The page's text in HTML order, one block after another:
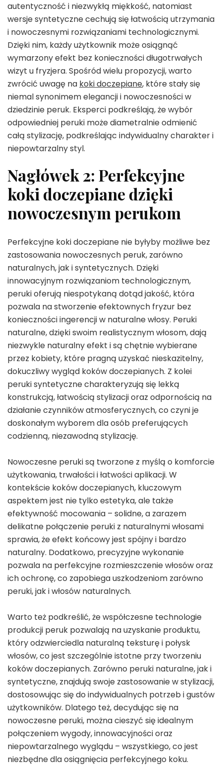
autentyczność i niezwykłą miękkość, natomiast
wersje syntetyczne cechują się łatwością utrzymania
i nowoczesnymi rozwiązaniami technologicznymi.
Dzięki nim, każdy użytkownik może osiągnąć
wymarzony efekt bez konieczności długotrwałych
wizyt u fryzjera. Spośród wielu propozycji, warto
zwrócić uwagę na koki doczepiane, które stały się
niemal synonimem elegancji i nowoczesności w
dziedzinie peruk. Eksperci podkreślają, że wybór
odpowiedniej peruki może diametralnie odmienić
całą stylizację, podkreślając indywidualny charakter i
niepowtarzalny styl.
Nagłówek 2: Perfekcyjne
koki doczepiane dzięki
nowoczesnym perukom
Perfekcyjne koki doczepiane nie byłyby możliwe bez
zastosowania nowoczesnych peruk, zarówno
naturalnych, jak i syntetycznych. Dzięki
innowacyjnym rozwiązaniom technologicznym,
peruki oferują niespotykaną dotąd jakość, która
pozwala na stworzenie efektownych fryzur bez
konieczności ingerencji w naturalne włosy. Peruki
naturalne, dzięki swoim realistycznym włosom, dają
niezwykle naturalny efekt i są chętnie wybierane
przez kobiety, które pragną uzyskać nieskazitelny,
dokuczliwy wygląd koków doczepianych. Z kolei
peruki syntetyczne charakteryzują się lekką
konstrukcją, łatwością stylizacji oraz odpornością na
działanie czynników atmosferycznych, co czyni je
doskonałym wyborem dla osób preferujących
codzienną, niezawodną stylizację.
Nowoczesne peruki są tworzone z myślą o komforcie
użytkowania, trwałości i łatwości aplikacji. W
kontekście koków doczepianych, kluczowym
aspektem jest nie tylko estetyka, ale także
efektywność mocowania – solidne, a zarazem
delikatne połączenie peruki z naturalnymi włosami
sprawia, że efekt końcowy jest spójny i bardzo
naturalny. Dodatkowo, precyzyjne wykonanie
pozwala na perfekcyjne rozmieszczenie włosów oraz
ich ochronę, co zapobiega uszkodzeniom zarówno
peruki, jak i włosów naturalnych.
Warto też podkreślić, że współczesne technologie
produkcji peruk pozwalają na uzyskanie produktu,
który odzwierciedla naturalną teksturę i połysk
włosów, co jest szczególnie istotne przy tworzeniu
koków doczepianych. Zarówno peruki naturalne, jak i
syntetyczne, znajdują swoje zastosowanie w stylizacji,
dostosowując się do indywidualnych potrzeb i gustów
użytkowników. Dlatego też, decydując się na
nowoczesne peruki, można cieszyć się idealnym
połączeniem wygody, innowacyjności oraz
niepowtarzalnego wyglądu – wszystkiego, co jest
niezbędne dla osiągnięcia perfekcyjnego koku.